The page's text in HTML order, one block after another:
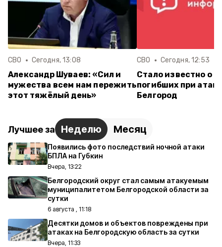
СВО Сегодня, 13:08
Александр Шуваев: «Сил и
мужества всем нам пережить
этот тяжёлый день»
СВО Сегодня, 12:53
Стало известно о
погибших при
Белгород
Лучшее за Неделю Месяц
Появились фото последствий ночной атаки
БПЛА на Губкин
Вчера, 13:22
Белгородский округ стал самым атакуемым
муниципалитетом Белгородской области за
сутки
6 августа , 11:18
Десятки домов и объектов повреждены при
атаках на Белгородскую область за сутки
Вчера, 11:33